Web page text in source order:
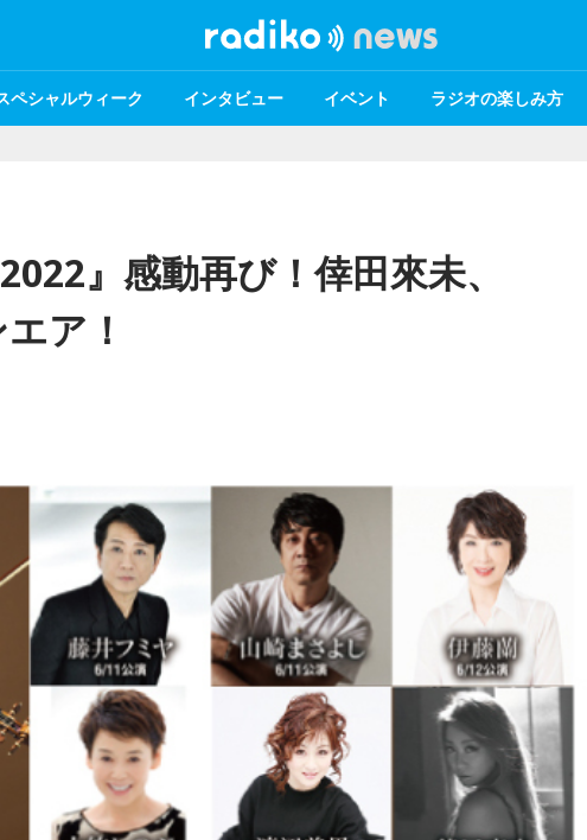
ペシャルウィーク インタビュー イベント ラジオの楽しみ方
』感動再び！倖田來未、
ア！